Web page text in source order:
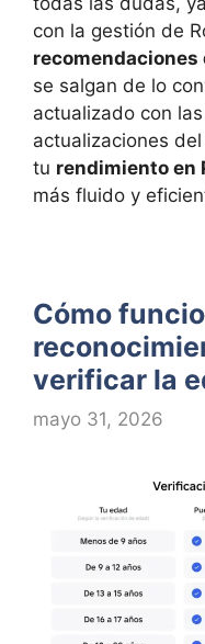
con la gestión de
recomendaciones
se salgan de lo
actualizado con
actualizaciones
tu rendimiento en
más fluido y
Cómo
verificar la
mayo 31, 2026